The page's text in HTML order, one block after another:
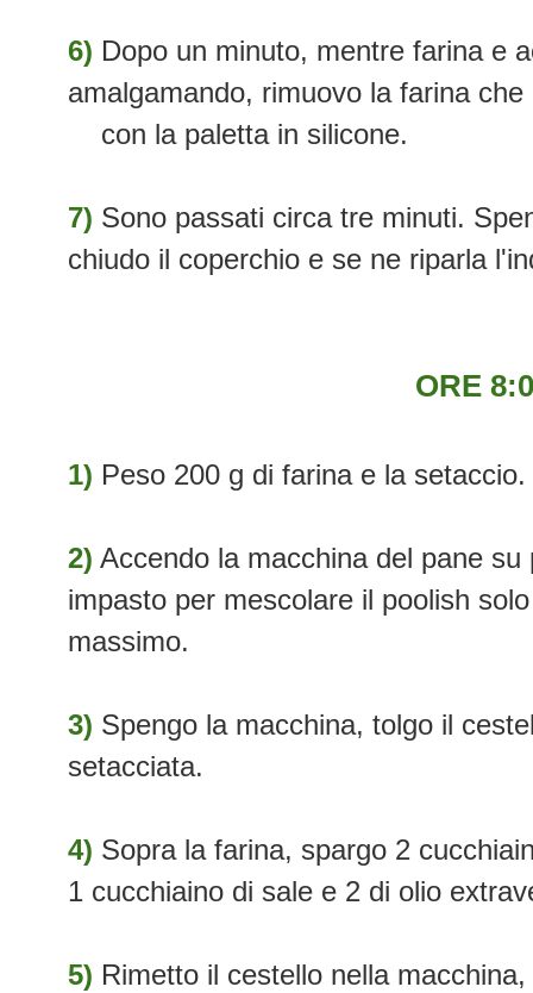
6) Dopo un minuto, mentre farina e
amalgamando, rimuovo la farina
con la paletta in silicone.
7) Sono passati circa tre minuti.
chiudo il coperchio e se ne riparla
ORE
1) Peso 200 g di farina e la setaccio.
2) Accendo la macchina del pane
impasto per mescolare il poolish
massimo.
3) Spengo la macchina, tolgo il
setacciata.
4) Sopra la farina, spargo 2
1 cucchiaino di sale e 2 di olio
5) Rimetto il cestello nella